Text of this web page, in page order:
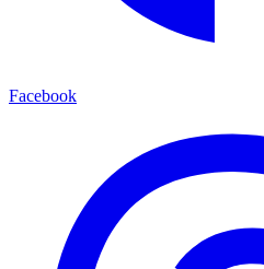
Facebook